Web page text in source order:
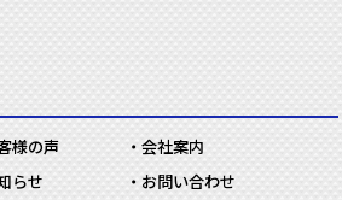
様の声
会社案内
らせ
お問い合わせ